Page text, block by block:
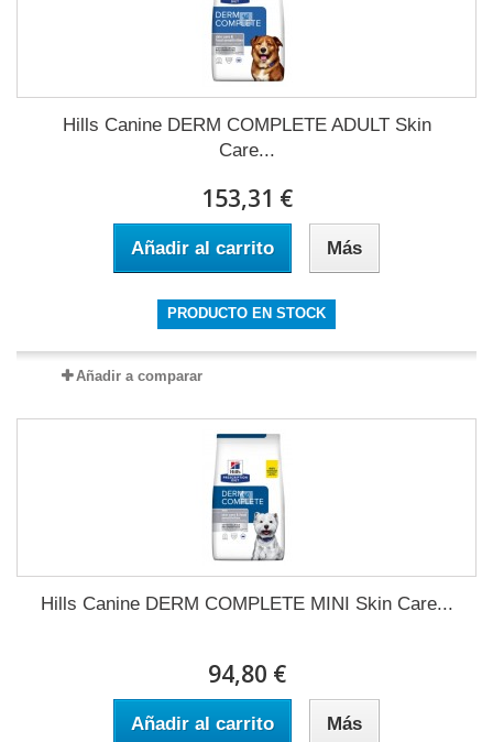
Hills Canine DERM COMPLETE ADULT Skin
Care...
153,31 €
Añadir al carrito Más
PRODUCTO EN STOCK
Añadir a comparar
Hills Canine DERM COMPLETE MINI Skin Care...
94,80 €
Añadir al carrito Más